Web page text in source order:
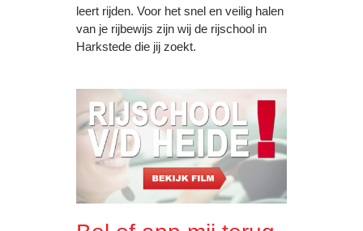
leert rijden. Voor het snel en veilig halen
van je rijbewijs zijn wij de rijschool in
Harkstede die jij zoekt.